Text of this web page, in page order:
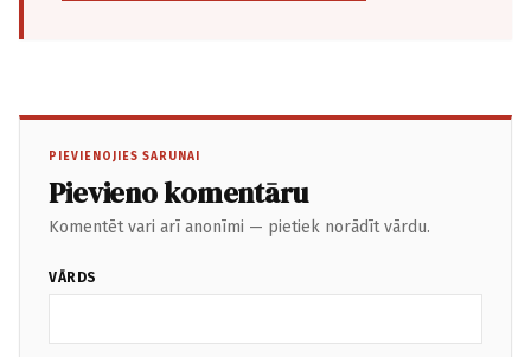
PIEVIENOJIES SARUNAI
Pievieno komentāru
Komentēt vari arī anonīmi — pietiek norādīt vārdu.
VĀRDS